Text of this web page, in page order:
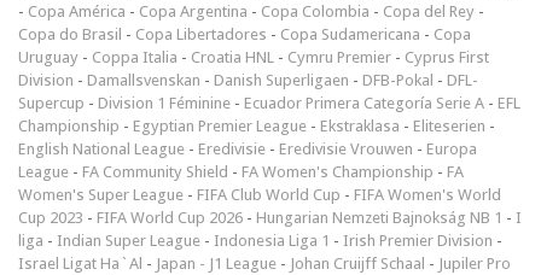
- Copa América - Copa Argentina - Copa Colombia - Copa del Rey -
Copa do Brasil - Copa Libertadores - Copa Sudamericana - Copa
Uruguay - Coppa Italia - Croatia HNL - Cymru Premier - Cyprus First
Division - Damallsvenskan - Danish Superligaen - DFB-Pokal - DFL-
Supercup - Division 1 Féminine - Ecuador Primera Categoría Serie A - EFL
Championship - Egyptian Premier League - Ekstraklasa - Eliteserien -
English National League - Eredivisie - Eredivisie Vrouwen - Europa
League - FA Community Shield - FA Women's Championship - FA
Women's Super League - FIFA Club World Cup - FIFA Women's World
Cup 2023 - FIFA World Cup 2026 - Hungarian Nemzeti Bajnokság NB 1 - I
liga - Indian Super League - Indonesia Liga 1 - Irish Premier Division -
Israel Ligat Ha`Al - Japan - J1 League - Johan Cruijff Schaal - Jupiler Pro